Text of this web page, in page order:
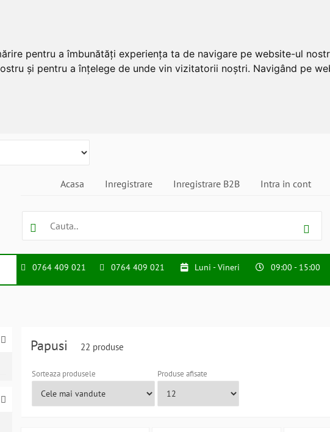
pentru a îmbunătăți experiența ta de navigare pe website-ul
și pentru a înțelege de unde vin vizitatorii noștri. Navigând pe
Acasa Inregistrare Inregistrare B2B Intra in cont
0764 409 021 0764 409 021 Luni - Vineri 09:00 - 15:00
Papusi 22 produse
Sorteaza produsele Produse afisate